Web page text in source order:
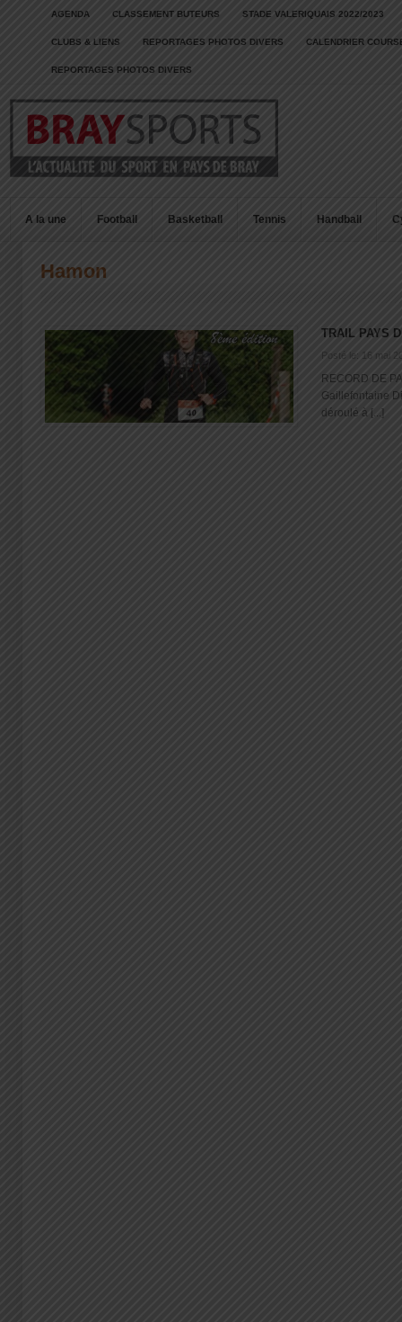
AGENDA CLASSEMENT BUTEURS STADE VALERIQUAIS 2022/2023
CLUBS & LIENS REPORTAGES PHOTOS DIVERS CALENDRIER
REPORTAGES PHOTOS DIVERS
A la une Football Basketball Tennis Handball
Hamon
TRAIL PAYS
Posté le: 16 mai
RECORD DE
Gaillefontaine
déroulé à [...]